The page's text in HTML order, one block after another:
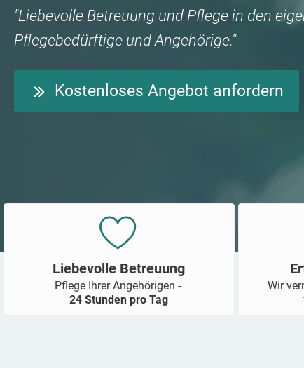
"Liebevolle Betreuung und Pflege in den
Pflegebedürftige und Angehörige."
Kostenloses Angebot anfordern
Liebevolle Betreuung
Pflege Ihrer Angehörigen -
24 Stunden pro Tag
Wir